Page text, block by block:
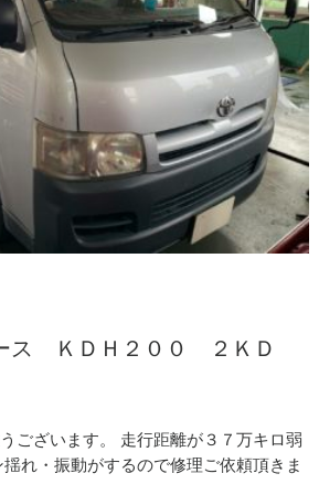
ース ＫＤＨ２００ ２ＫＤ
ございます。 走行距離が３７万キロ弱
れ・振動がするので修理ご依頼頂きま